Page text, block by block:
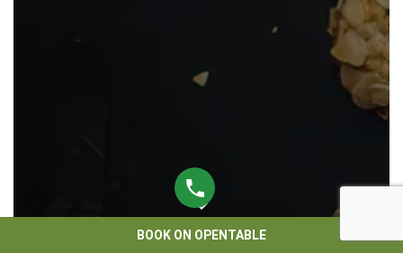
BOOK ON OPENTABLE